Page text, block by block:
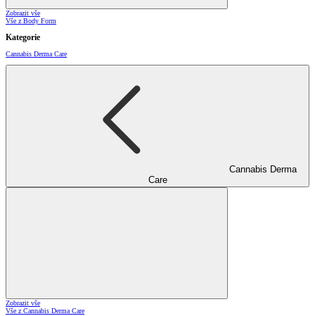
Zobrazit vše
Vše z Body Form
Kategorie
Cannabis Derma Care
Cannabis Derma
Care
Zobrazit vše
Vše z Cannabis Derma Care